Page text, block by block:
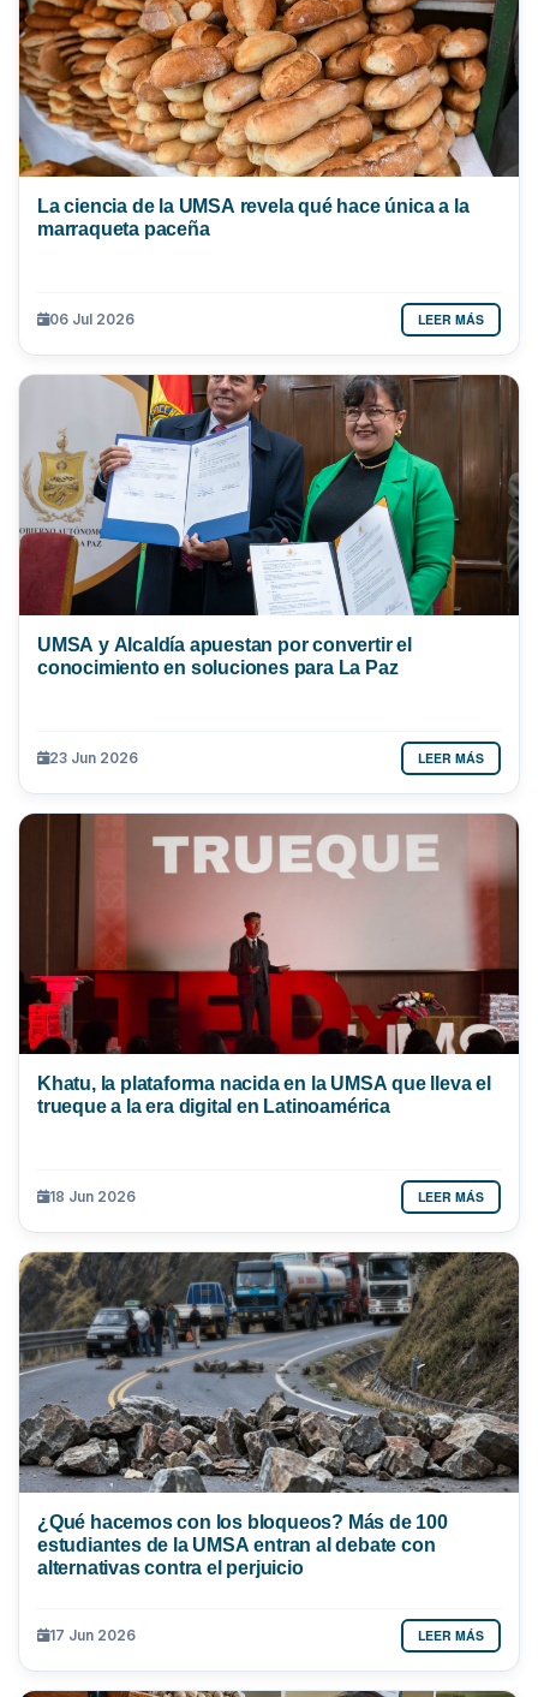
La ciencia de la UMSA revela qué hace única a la
marraqueta paceña
06 Jul 2026 LEER MÁS
UMSA y Alcaldía apuestan por convertir el
conocimiento en soluciones para La Paz
23 Jun 2026 LEER MÁS
Khatu, la plataforma nacida en la UMSA que lleva el
trueque a la era digital en Latinoamérica
18 Jun 2026 LEER MÁS
¿Qué hacemos con los bloqueos? Más de 100
estudiantes de la UMSA entran al debate con
alternativas contra el perjuicio
17 Jun 2026 LEER MÁS